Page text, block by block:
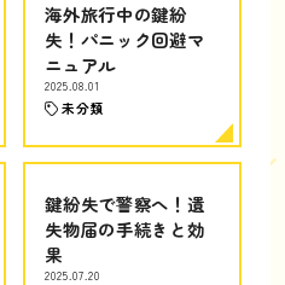
海外旅行中の鍵紛
失！パニック回避マ
ニュアル
2025.08.01
未分類
鍵紛失で警察へ！遺
失物届の手続きと効
果
2025.07.20